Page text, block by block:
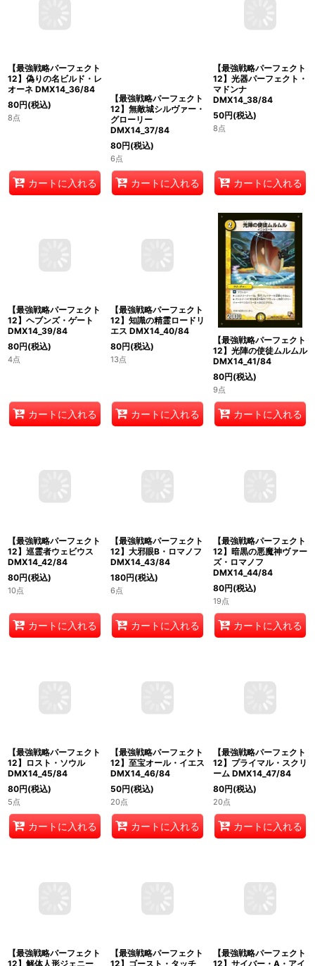
【最強戦略パーフェクト
12】偽りの名ビルド・レ
オーネ DMX14_36/84
カートに入れる
【最強戦略パーフェクト
12】無敵城シルヴァー・
グローリー
DMX14_37/84
80円(税込)
6点
カートに入れる
【最強戦略パーフェクト
12】光器パーフェクト・
マドンナ
DMX14_38/84
カートに入れる
【最強戦略パーフェクト
12】ヘブンズ・ゲート
DMX14_39/84
カートに入れる
【最強戦略パーフェクト
12】知識の精霊ロードリ
エス DMX14_40/84
80円(税込)
13点
カートに入れる
【最強戦略パーフェクト
12】光陣の使徒ムルムル
DMX14_41/84
80円(税込)
9点
カートに入れる
【最強戦略パーフェクト
12】巡霊者ウェビウス
DMX14_42/84
80円(税込)
10点
カートに入れる
【最強戦略パーフェクト
12】大邪眼B・ロマノフ
DMX14_43/84
180円(税込)
6点
カートに入れる
【最強戦略パーフェクト
12】暗黒の悪魔神ヴァー
ズ・ロマノフ
DMX14_44/84
80円(税込)
19点
カートに入れる
【最強戦略パーフェクト
12】ロスト・ソウル
DMX14_45/84
80円(税込)
5点
カートに入れる
【最強戦略パーフェクト
12】至宝オール・イエス
DMX14_46/84
50円(税込)
20点
カートに入れる
【最強戦略パーフェクト
12】プライマル・スクリ
ーム DMX14_47/84
80円(税込)
20点
カートに入れる
【最強戦略パーフェクト
【最強戦略パーフェクト